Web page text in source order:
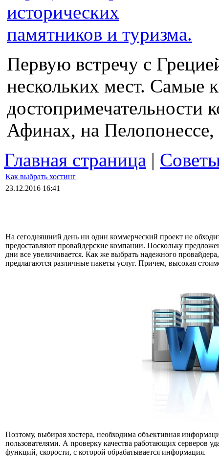
Первую встречу с
нескольких мест. Самые
достопримечательности
Афинах, на
Главная страница |
Как выбрать хостинг
23.12.2016 16:41
На сегодняшний день ни один коммерческий проект не
предоставляют провайдерские компании. Поскольку
дни все увеличивается. Как же выбрать надежного
предлагаются различные пакеты услуг. Причем, высокая
Поэтому, выбирая хостера, необходима объективная
пользователями. А проверку качества работающих серверов
функций, скорости, с которой обрабатывается информация.